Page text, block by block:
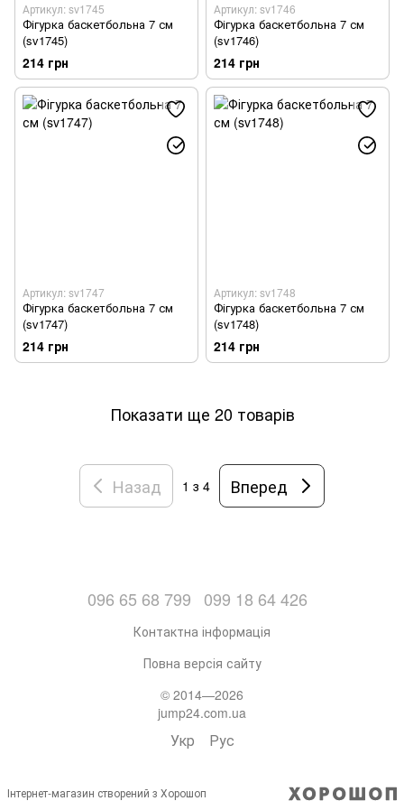
Артикул: sv1745
Фігурка баскетбольна 7 см
(sv1745)
214 грн
Артикул: sv1746
Фігурка баскетбольна 7 см
(sv1746)
214 грн
Артикул: sv1747
Фігурка баскетбольна 7 см
(sv1747)
214 грн
Артикул: sv1748
Фігурка баскетбольна 7 см
(sv1748)
214 грн
Показати ще 20 товарів
Назад 1 з 4 Вперед
096 65 68 799 099 18 64 426
Контактна інформація
Повна версія сайту
© 2014—2026
jump24.com.ua
Укр Рус
Інтернет-магазин створений з Хорошоп